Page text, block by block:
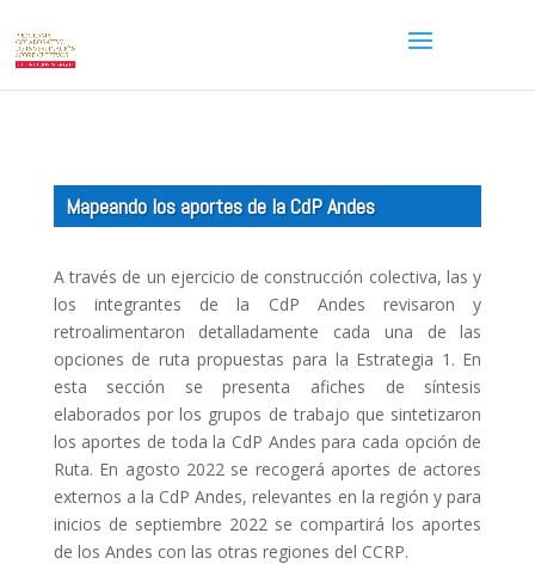
Mapeando los aportes de la CdP Andes
A través de un ejercicio de construcción colectiva, las y
los integrantes de la CdP Andes revisaron y
retroalimentaron detalladamente cada una de las
opciones de ruta propuestas para la Estrategia 1. En
esta sección se presenta afiches de síntesis
elaborados por los grupos de trabajo que sintetizaron
los aportes de toda la CdP Andes para cada opción de
Ruta. En agosto 2022 se recogerá aportes de actores
externos a la CdP Andes, relevantes en la región y para
inicios de septiembre 2022 se compartirá los aportes
de los Andes con las otras regiones del CCRP.